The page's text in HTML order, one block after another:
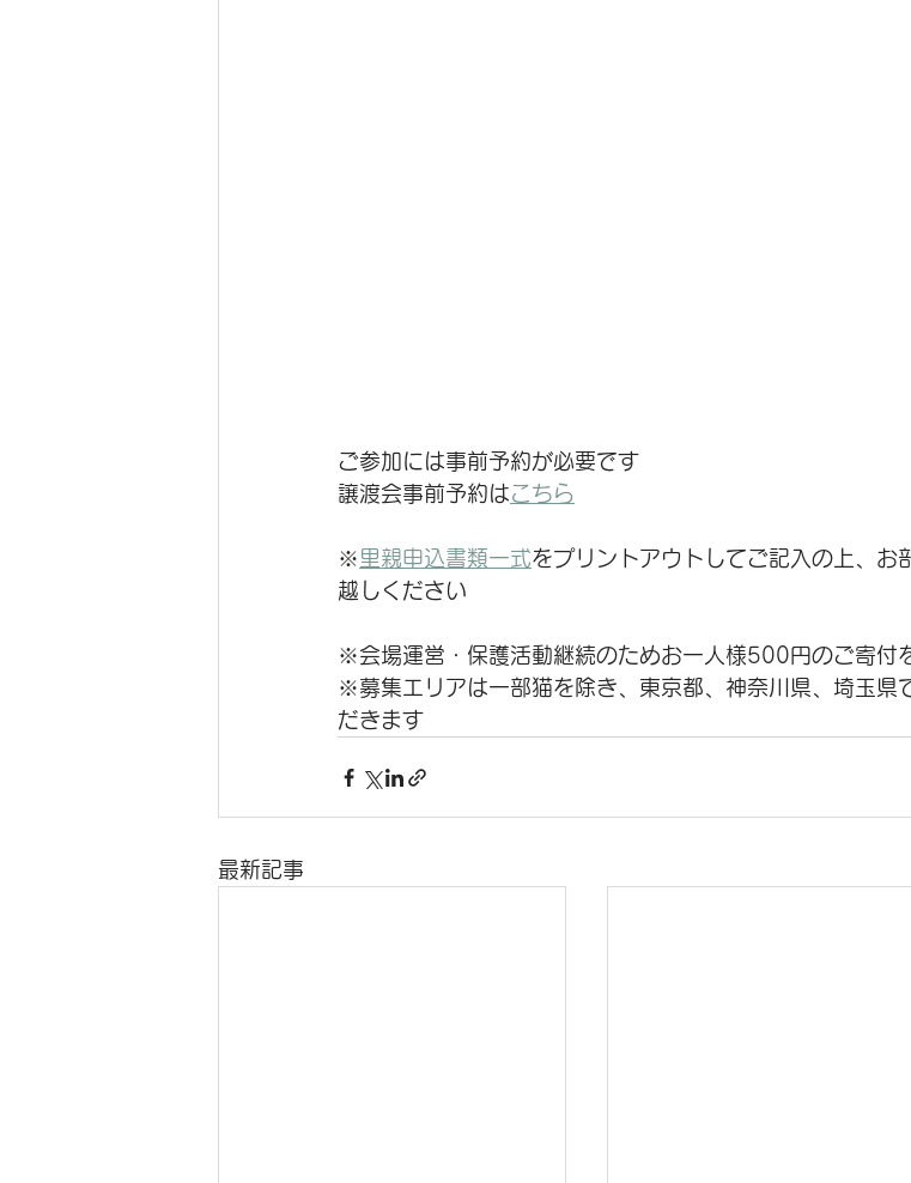
ご参加には事前予約が必要です
譲渡会事前予約はこちら
※ 里親申込書類一式をプリントアウトしてご記入の上、お
越しください
※会場運営・保護活動継続のためお一人様500円のご寄付
※募集エリアは一部猫を除き、東京都、神奈川県、埼玉県
だきます
最新記事